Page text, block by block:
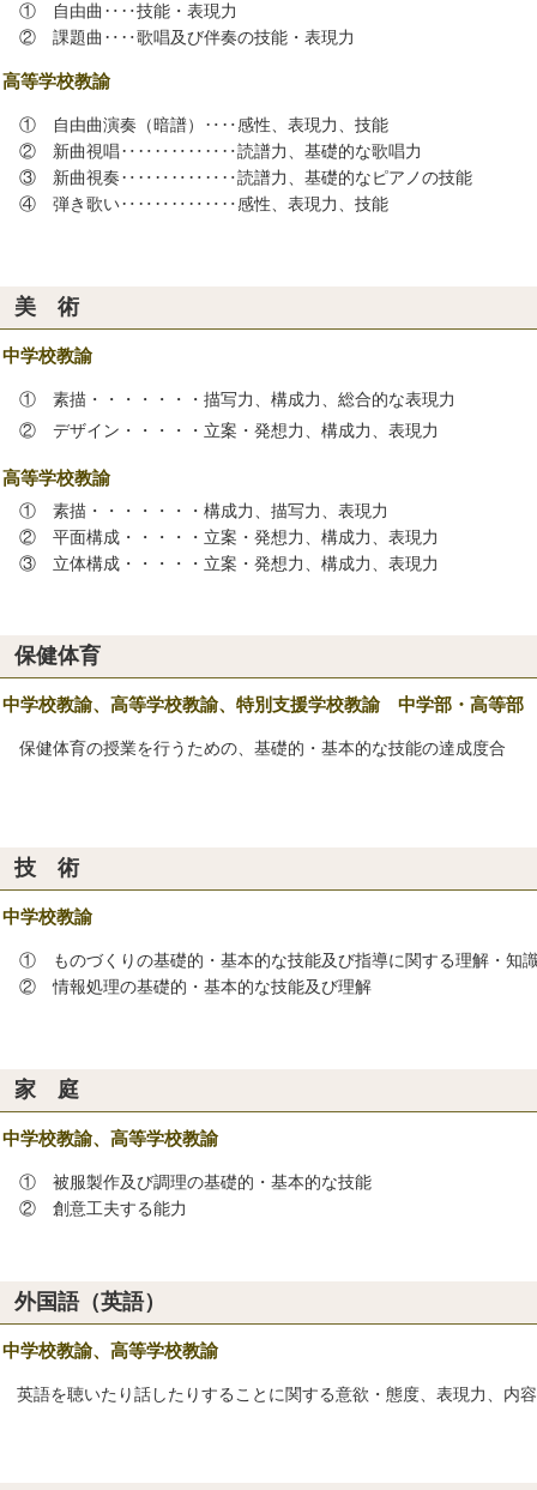
由曲‥‥技能・表現力
題曲‥‥歌唱及び伴奏の技能・表現力
等学校教諭
由曲演奏（暗譜）‥‥感性、表現力、技能
曲視唱‥‥‥‥‥‥‥読譜力、基礎的な歌唱力
曲視奏‥‥‥‥‥‥‥読譜力、基礎的なピアノの技能
き歌い‥‥‥‥‥‥‥感性、表現力、技能
美 術
学校教諭
描・・・・・・・描写力、構成力、総合的な表現力
ザイン・・・・・立案・発想力、構成力、表現力
等学校教諭
描・・・・・・・構成力、描写力、表現力
面構成・・・・・立案・発想力、構成力、表現力
体構成・・・・・立案・発想力、構成力、表現力
保健体育
学校教諭、高等学校教諭、特別支援学校教諭 中学部・高等部
体育の授業を行うための、基礎的・基本的な技能の達成度合
技 術
学校教諭
のづくりの基礎的・基本的な技能及び指導に関する理解・知
報処理の基礎的・基本的な技能及び理解
家 庭
学校教諭、高等学校教諭
服製作及び調理の基礎的・基本的な技能
意工夫する能力
外国語（英語）
学校教諭、高等学校教諭
を聴いたり話したりすることに関する意欲・態度、表現力、内